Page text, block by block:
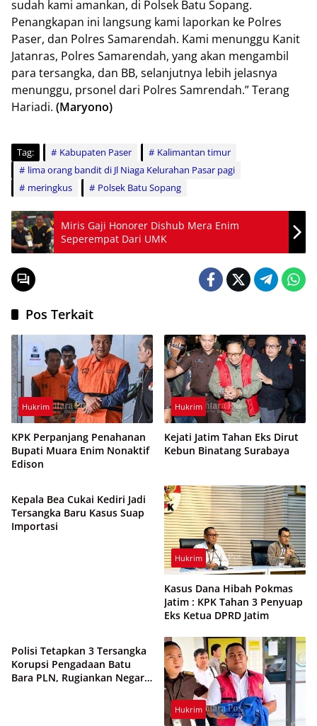
sudah kami amankan, di Polsek Batu Sopang.
Penangkapan ini langsung kami laporkan ke Polres
Paser, dan Polres Samarendah. Kami menunggu Kanit
Jatanras, Polres Samarendah, yang akan mengambil
para tersangka, dan BB, selanjutnya lebih jelasnya
menunggu, prsonel dari Polres Samrendah.” Terang
Hariadi. (Maryono)
Tag: Kabupaten Paser
Kalimantan timur
lima orang bandit di Jl Niaga Kelurahan Pasar pagi
meringkus
Polsek Batu Sopang
Miris Gaji Honorer Dishub Mera Enim
Seperempat Dari UMK
Pos Terkait
Hukrim
KPK Perpanjang Penahanan
Bupati Muara Enim Nonaktif
Edison
Hukrim
Kejati Jatim Tahan Eks Dirut
Kebun Binatang Surabaya
Hukrim
Kepala Bea Cukai Kediri Jadi
Tersangka Baru Kasus Suap
Importasi
Hukrim
Kasus Dana Hibah Pokmas
Jatim : KPK Tahan 3 Penyuap
Eks Ketua DPRD Jatim
Polisi Tetapkan 3 Tersangka
Korupsi Pengadaan Batu
Bara PLN, Rugiankan Negara
Hukrim